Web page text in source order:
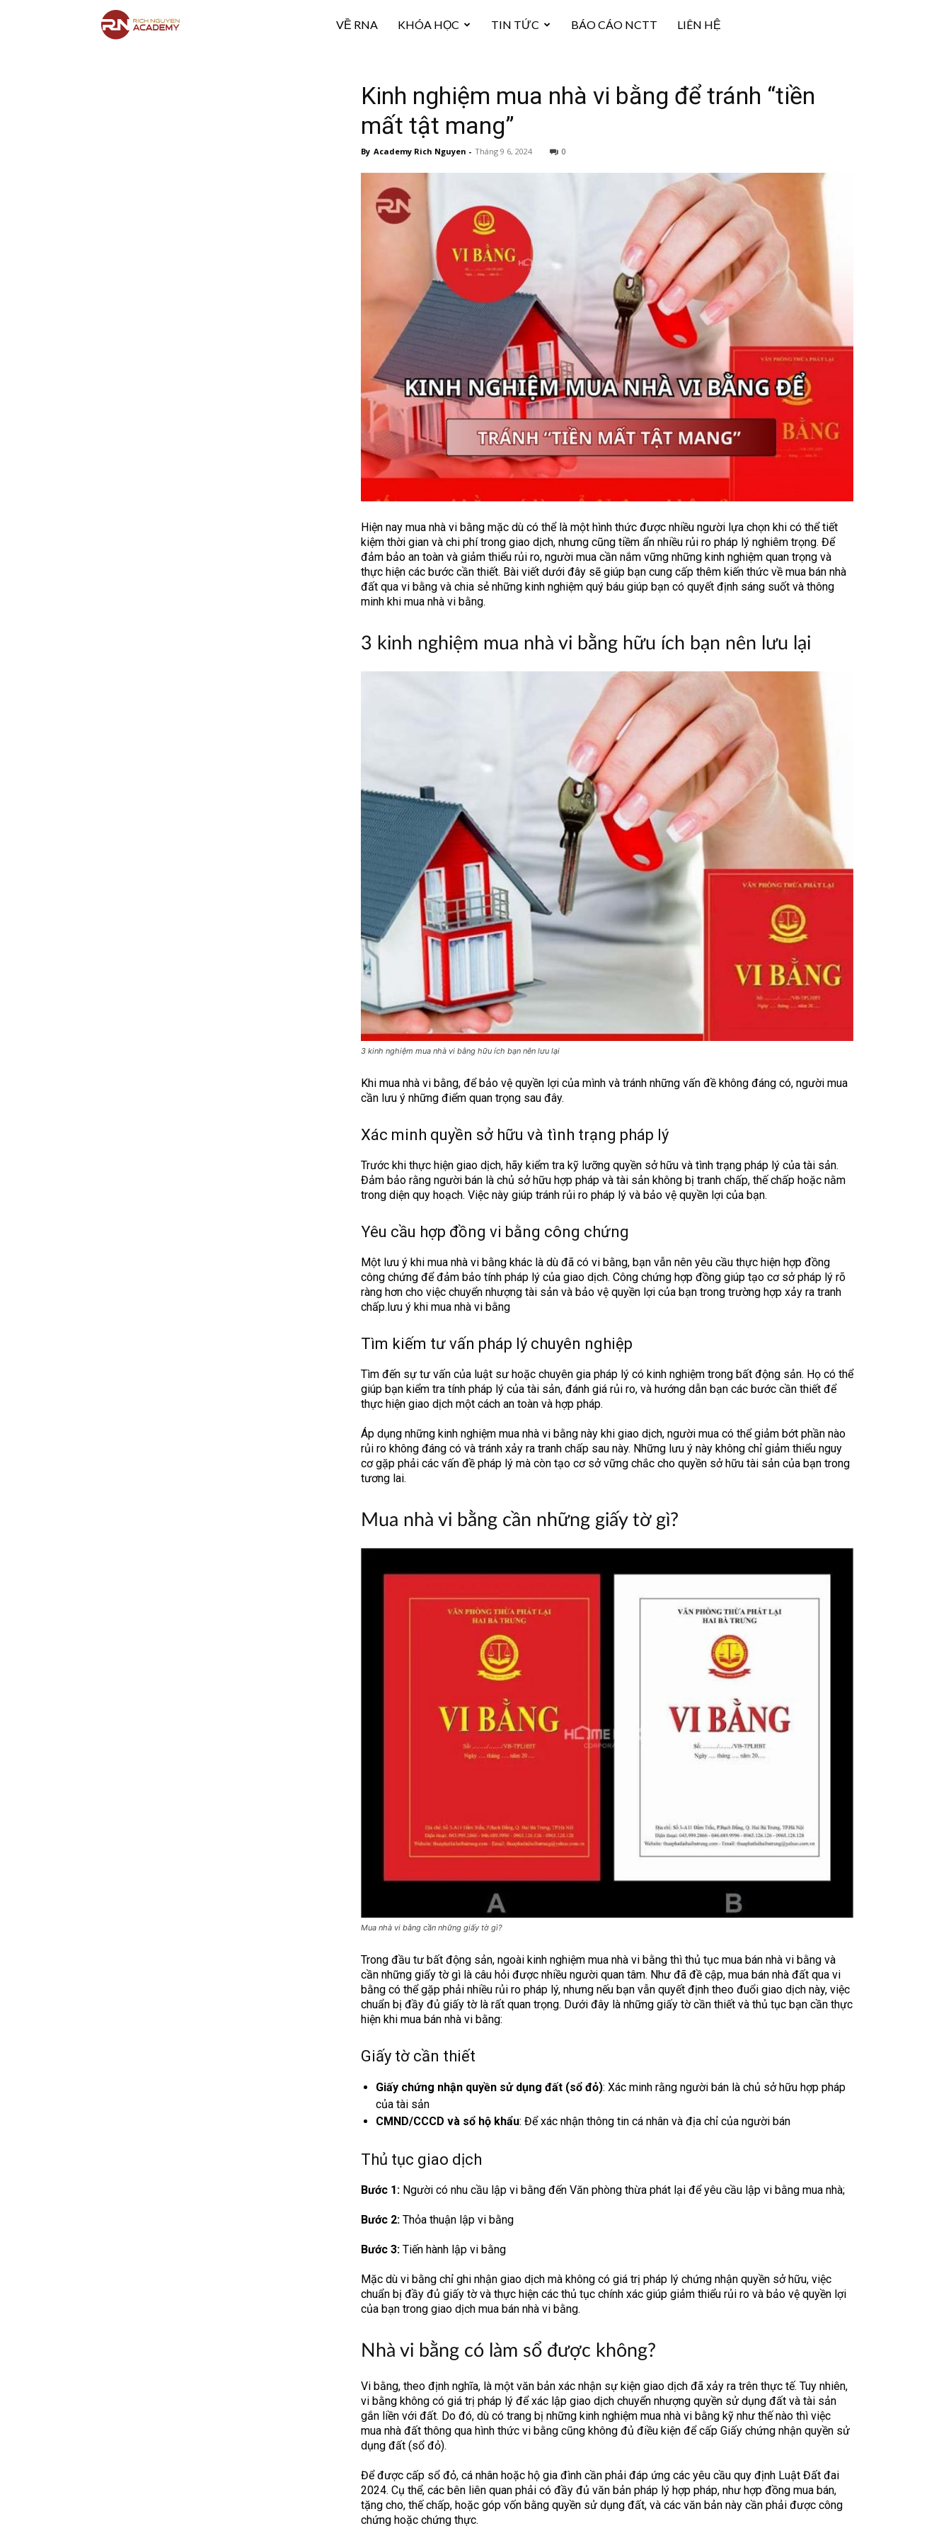
VỀ RNA KHÓA HỌC TIN TỨC BÁO CÁO NCTT LIÊN HỆ
Kinh nghiệm mua nhà vi bằng để tránh “tiền
mất tật mang”
By Academy Rich Nguyen - Tháng 9 6, 2024 0
Hiện nay mua nhà vi bằng mặc dù có thể là một hình thức được nhiều người lựa chọn khi có thể tiết
kiệm thời gian và chi phí trong giao dịch, nhưng cũng tiềm ẩn nhiều rủi ro pháp lý nghiêm trọng. Để
đảm bảo an toàn và giảm thiểu rủi ro, người mua cần nắm vững những kinh nghiệm quan trọng và
thực hiện các bước cần thiết. Bài viết dưới đây sẽ giúp bạn cung cấp thêm kiến thức về mua bán nhà
đất qua vi bằng và chia sẻ những kinh nghiệm quý báu giúp bạn có quyết định sáng suốt và thông
minh khi mua nhà vi bằng.
3 kinh nghiệm mua nhà vi bằng hữu ích bạn nên lưu lại
3 kinh nghiệm mua nhà vi bằng hữu ích bạn nên lưu lại
Khi mua nhà vi bằng, để bảo vệ quyền lợi của mình và tránh những vấn đề không đáng có, người mua
cần lưu ý những điểm quan trọng sau đây.
Xác minh quyền sở hữu và tình trạng pháp lý
Trước khi thực hiện giao dịch, hãy kiểm tra kỹ lưỡng quyền sở hữu và tình trạng pháp lý của tài sản.
Đảm bảo rằng người bán là chủ sở hữu hợp pháp và tài sản không bị tranh chấp, thế chấp hoặc nằm
trong diện quy hoạch. Việc này giúp tránh rủi ro pháp lý và bảo vệ quyền lợi của bạn.
Yêu cầu hợp đồng vi bằng công chứng
Một lưu ý khi mua nhà vi bằng khác là dù đã có vi bằng, bạn vẫn nên yêu cầu thực hiện hợp đồng
công chứng để đảm bảo tính pháp lý của giao dịch. Công chứng hợp đồng giúp tạo cơ sở pháp lý rõ
ràng hơn cho việc chuyển nhượng tài sản và bảo vệ quyền lợi của bạn trong trường hợp xảy ra tranh
chấp.lưu ý khi mua nhà vi bằng
Tìm kiếm tư vấn pháp lý chuyên nghiệp
Tìm đến sự tư vấn của luật sư hoặc chuyên gia pháp lý có kinh nghiệm trong bất động sản. Họ có thể
giúp bạn kiểm tra tính pháp lý của tài sản, đánh giá rủi ro, và hướng dẫn bạn các bước cần thiết để
thực hiện giao dịch một cách an toàn và hợp pháp.
Áp dụng những kinh nghiệm mua nhà vi bằng này khi giao dịch, người mua có thể giảm bớt phần nào
rủi ro không đáng có và tránh xảy ra tranh chấp sau này. Những lưu ý này không chỉ giảm thiểu nguy
cơ gặp phải các vấn đề pháp lý mà còn tạo cơ sở vững chắc cho quyền sở hữu tài sản của bạn trong
tương lai.
Mua nhà vi bằng cần những giấy tờ gì?
Mua nhà vi bằng cần những giấy tờ gì?
Trong đầu tư bất động sản, ngoài kinh nghiệm mua nhà vi bằng thì thủ tục mua bán nhà vi bằng và
cần những giấy tờ gì là câu hỏi được nhiều người quan tâm. Như đã đề cập, mua bán nhà đất qua vi
bằng có thể gặp phải nhiều rủi ro pháp lý, nhưng nếu bạn vẫn quyết định theo đuổi giao dịch này, việc
chuẩn bị đầy đủ giấy tờ là rất quan trọng. Dưới đây là những giấy tờ cần thiết và thủ tục bạn cần thực
hiện khi mua bán nhà vi bằng:
Giấy tờ cần thiết
Giấy chứng nhận quyền sử dụng đất (sổ đỏ): Xác minh rằng người bán là chủ sở hữu hợp pháp
của tài sản
CMND/CCCD và sổ hộ khẩu: Để xác nhận thông tin cá nhân và địa chỉ của người bán
Thủ tục giao dịch
Bước 1: Người có nhu cầu lập vi bằng đến Văn phòng thừa phát lại để yêu cầu lập vi bằng mua nhà;
Bước 2: Thỏa thuận lập vi bằng
Bước 3: Tiến hành lập vi bằng
Mặc dù vi bằng chỉ ghi nhận giao dịch mà không có giá trị pháp lý chứng nhận quyền sở hữu, việc
chuẩn bị đầy đủ giấy tờ và thực hiện các thủ tục chính xác giúp giảm thiểu rủi ro và bảo vệ quyền lợi
của bạn trong giao dịch mua bán nhà vi bằng.
Nhà vi bằng có làm sổ được không?
Vi bằng, theo định nghĩa, là một văn bản xác nhận sự kiện giao dịch đã xảy ra trên thực tế. Tuy nhiên,
vi bằng không có giá trị pháp lý để xác lập giao dịch chuyển nhượng quyền sử dụng đất và tài sản
gắn liền với đất. Do đó, dù có trang bị những kinh nghiệm mua nhà vi bằng kỹ như thế nào thì việc
mua nhà đất thông qua hình thức vi bằng cũng không đủ điều kiện để cấp Giấy chứng nhận quyền sử
dụng đất (sổ đỏ).
Để được cấp sổ đỏ, cá nhân hoặc hộ gia đình cần phải đáp ứng các yêu cầu quy định Luật Đất đai
2024. Cụ thể, các bên liên quan phải có đầy đủ văn bản pháp lý hợp pháp, như hợp đồng mua bán,
tặng cho, thế chấp, hoặc góp vốn bằng quyền sử dụng đất, và các văn bản này cần phải được công
chứng hoặc chứng thực.